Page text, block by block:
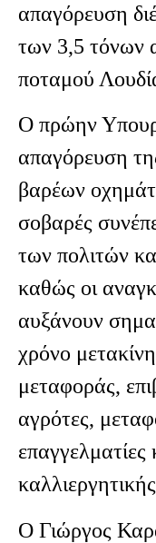
απαγόρευση
των 3,5 τόνων
ποταμού
Ο πρώην
απαγόρευση
βαρέων
σοβαρές
των πολιτών
καθώς οι
αυξάνουν
χρόνο
μεταφοράς,
αγρότες,
Ο Γιώργος